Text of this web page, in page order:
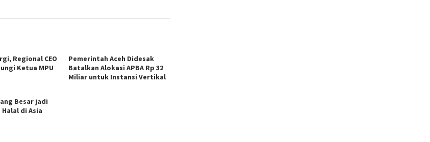
Regional CEO
Ketua MPU
Pemerintah Aceh Didesak
Batalkan Alokasi APBA Rp 32
Miliar untuk Instansi Vertikal
Besar jadi
di Asia